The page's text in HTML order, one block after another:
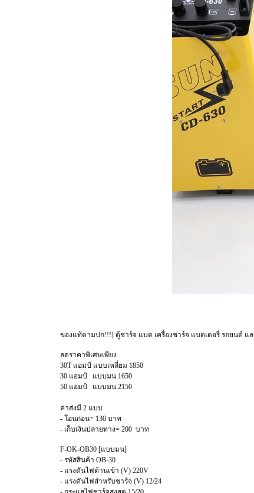
ของแท้ตามปก!!!] ตู้ชาร์จ แบต เครื่องชาร์จ แบตเตอรี่ รถยนต์ แล
ลดราคาพิเศษเพียง
30T แอมป์ แบบเหลี่ยม 1850
30 แอมป์ แบบมน 1650
50 แอมป์ แบบมน 2150
ค่าส่งมี 2 แบบ
- โอนก่อน= 130 บาท
- เก็บเงินปลายทาง= 200 บาท
F-OK-OB30 [แบบมน]
- รหัสสินค้า OB-30
- แรงดันไฟด้านเข้า (V) 220V
- แรงดันไฟสำหรับชาร์จ (V) 12/24